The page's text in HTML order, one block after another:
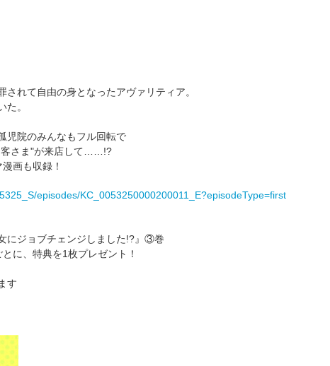
れて自由の身となったアヴァリティア。
。
児院のみんなもフル回転で
客さま"が来店して……!?
画も収録！
episodes/KC_0053250000200011_E?episodeType=first
にジョブチェンジしました!?』③巻
に、特典を1枚プレゼント！
す